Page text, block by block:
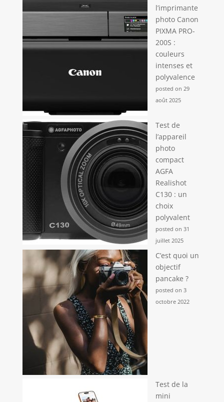
l’imprimante
photo Canon
PIXMA PRO-
200S :
couleurs
intenses et
polyvalence
posted on 29
août 2025
Test de
l’appareil
photo
compact
AGFA
Realishot
C130 : un
choix
polyvalent
posted on 31
juillet 2025
C’est quoi un
objectif
pancake ?
posted on 3
octobre 2022
Test de la
mini